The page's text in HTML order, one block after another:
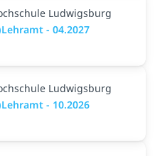
Ludwigsburg
- 04.2027
Ludwigsburg
- 10.2026